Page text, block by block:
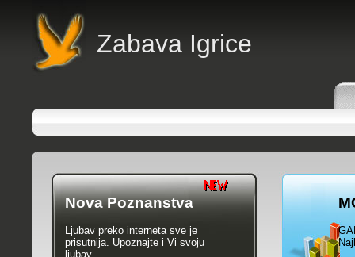
Zabava Igrice
Nova Poznanstva
Ljubav preko interneta sve je
prisutnija. Upoznajte i Vi svoju
ljubav